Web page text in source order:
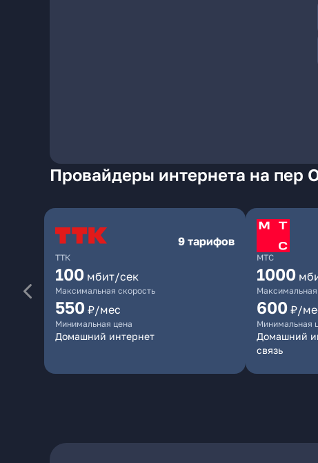
Провайдеры интернета на пер
ТТК
9 тарифов
100 мбит/сек
Максимальная скорость
550 ₽/мес
Минимальная цена
Домашний интернет
МТС
1000
Максимальная
600 ₽/
Минимальная
Домашний
связь